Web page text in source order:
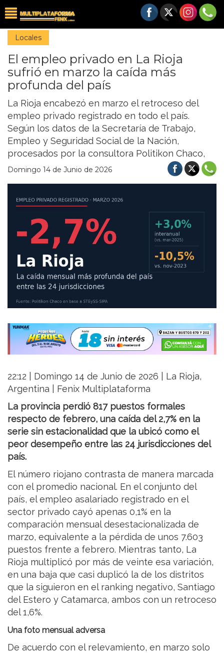
Locales
El empleo privado en La Rioja
sufrió en marzo la caída más
profunda del país
La Rioja encabezó en marzo el retroceso del
empleo privado registrado en todo el país.
Según los datos de la Secretaría de Trabajo,
Empleo y Seguridad Social de la Nación,
procesados por la consultora Politikon Chaco,
Domingo 14 de Junio de 2026
22:12 | Domingo 14 de Junio de 2026 | La Rioja,
Argentina | Fenix Multiplataforma
La provincia perdió 817 puestos formales
respecto de febrero, una caída del 2,7% en la
serie sin estacionalidad que la ubicó como el
peor desempeño entre las 24 jurisdicciones del
país.
El número riojano contrasta de manera marcada
con el promedio nacional. En el conjunto del
país, el empleo asalariado registrado en el
sector privado cayó apenas 0,1% en la
comparación mensual desestacionalizada de
marzo, equivalente a la pérdida de unos 7.603
puestos frente a febrero. Mientras tanto, La
Rioja multiplicó por más de veinte esa variación,
en una baja que casi duplicó la de los distritos
que la siguieron en el ranking negativo, Santiago
del Estero y Catamarca, ambos con un retroceso
del 1,6%.
Una foto mensual adversa
De acuerdo con el relevamiento, en marzo solo